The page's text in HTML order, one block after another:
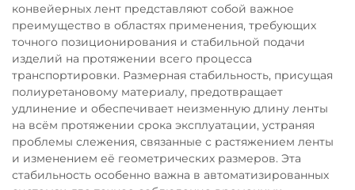
конвейерных лент представляют собой важное
преимущество в областях применения, требующих
точного позиционирования и стабильной подачи
изделий на протяжении всего процесса
транспортировки. Размерная стабильность, присущая
полиуретановому материалу, предотвращает
удлинение и обеспечивает неизменную длину ленты
на всём протяжении срока эксплуатации, устраняя
проблемы слежения, связанные с растяжением ленты
и изменением её геометрических размеров. Эта
стабильность особенно важна в автоматизированных